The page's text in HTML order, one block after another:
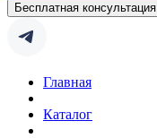
Бесплатная консультация
Главная
Каталог